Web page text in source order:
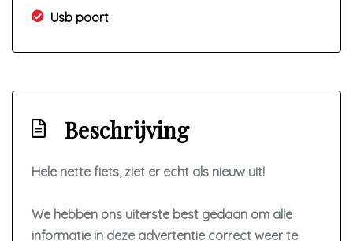
Usb poort
Beschrijving
Hele nette fiets, ziet er echt als nieuw uit!
We hebben ons uiterste best gedaan om alle
informatie in deze advertentie correct weer te